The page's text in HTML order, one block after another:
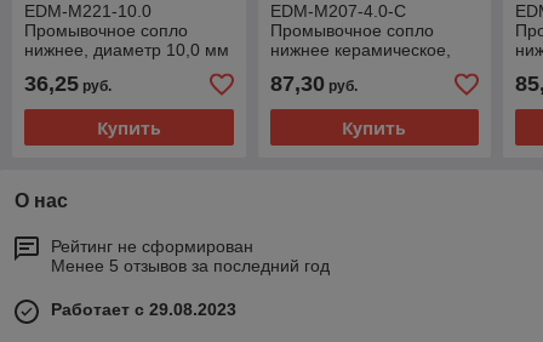
EDM-M221-10.0
Промывочное сопло
нижнее, диаметр 10,0 мм
36,25 руб.
Купить
EDM-M207-4.0-C
Промывочное сопло
нижнее керамическое,
87,30руб.
Купить
О нас
Рейтинг не сформирован
Менее 5 отзывов за последний год
Работает с 29.08.2023